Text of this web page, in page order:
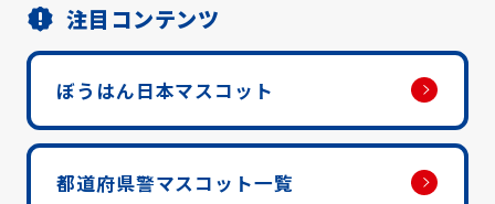
注目コンテンツ
ぼうはん日本マスコット
都道府県警マスコット一覧